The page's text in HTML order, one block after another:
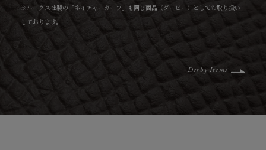
※ルークス社製の「ネイチャーカーフ」も同じ商品（ダービー）としてお取り扱い
しております。
Derby Items